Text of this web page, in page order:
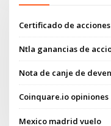
Certificado de
Ntla ganancias de
Nota de canje de
Coinquare.io opiniones
Mexico madrid vuelo